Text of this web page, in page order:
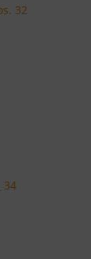
32
34